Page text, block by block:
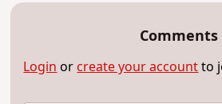
Comments
Login or create your accountto